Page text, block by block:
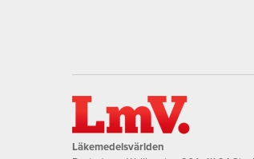
Läkemedelsvärlden